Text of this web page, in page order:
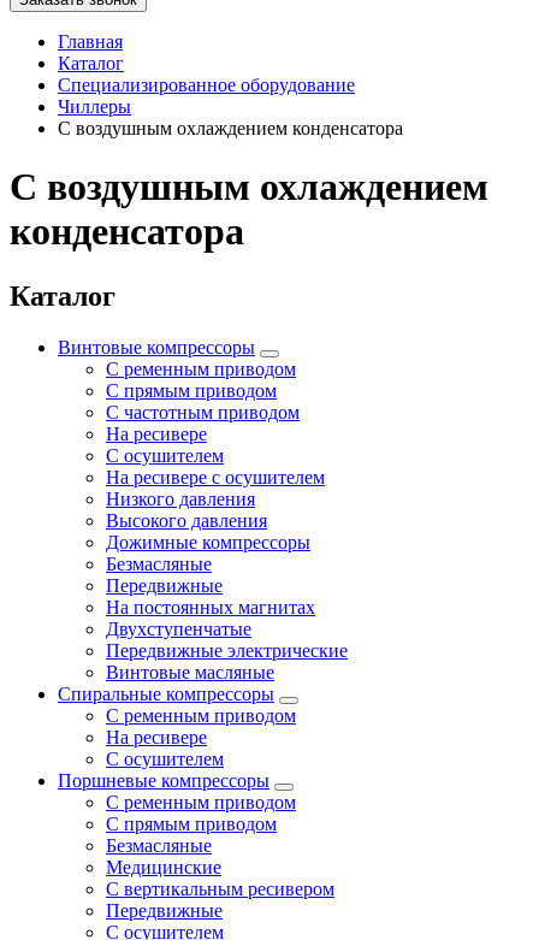
Главная
Каталог
Специализированное оборудование
Чиллеры
С воздушным охлаждением конденсатора
С воздушным охлаждением
конденсатора
Каталог
Винтовые компрессоры
С ременным приводом
С прямым приводом
С частотным приводом
На ресивере
С осушителем
На ресивере с осушителем
Низкого давления
Высокого давления
Дожимные компрессоры
Безмасляные
Передвижные
На постоянных магнитах
Двухступенчатые
Передвижные электрические
Винтовые масляные
Спиральные компрессоры
С ременным приводом
На ресивере
С осушителем
Поршневые компрессоры
С ременным приводом
С прямым приводом
Безмасляные
Медицинские
С вертикальным ресивером
Передвижные
С осушителем